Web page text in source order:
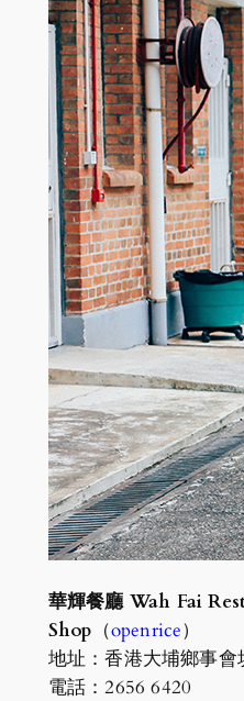
華輝餐廳 Wah Fai
Shop （openrice）
地址：香港大埔鄉事會
電話：2656 6420